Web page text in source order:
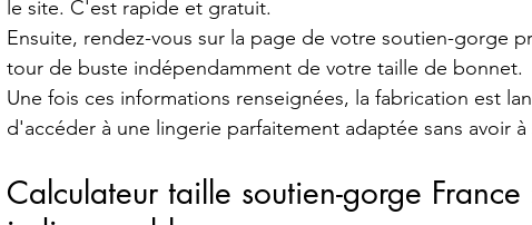
le site. C'est rapide et gratuit.
Ensuite, rendez-vous sur la page de votre soutien-gorge
tour de buste indépendamment de votre taille de bonnet.
Une fois ces informations renseignées, la fabrication est
d'accéder à une lingerie parfaitement adaptée sans avoir
Calculateur taille soutien-gorge France